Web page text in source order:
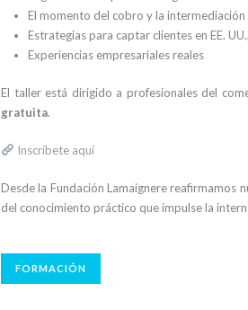
El momento del cobro y la intermediación
Estrategias para captar clientes en EE.
Experiencias empresariales reales
El taller está dirigido a profesionales del
gratuita.
Inscríbete aquí
Desde la Fundación Lamaignere reafirmamos
del conocimiento práctico que impulse la
FORMACIÓN